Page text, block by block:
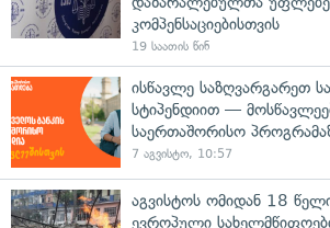
კომპენსაციებისთვის
19 საათის წინ
ისწავლე საზღვარგარეთ
სტიპენდიით —
საერთაშორისო
7 აგვისტო, 10:57
აგვისტოს ომიდან 18
ევროპული